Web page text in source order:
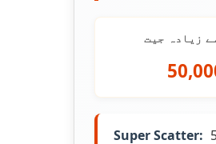
زیادہ جیت
Super Scatter: